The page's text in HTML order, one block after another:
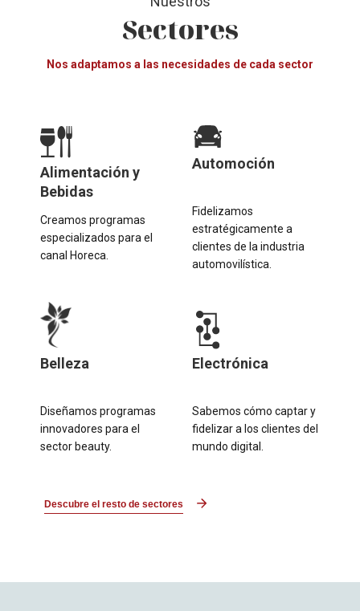
Sectores
Nos adaptamos a las necesidades de cada sector
Alimentación y
Bebidas
Creamos programas
especializados para el
canal Horeca.
Automoción
Fidelizamos
estratégicamente a
clientes de la industria
automovilística.
Belleza
Diseñamos programas
innovadores para el
sector beauty.
Electrónica
Sabemos cómo captar y
fidelizar a los clientes del
mundo digital.
Descubre el resto de sectores